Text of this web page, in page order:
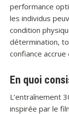
performance
les individus
condition
détermination,
confiance
En quoi
L’entraînement
inspirée par le